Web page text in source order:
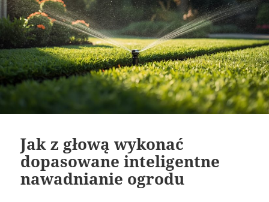
Jak z głową wykonać
dopasowane inteligentne
nawadnianie ogrodu